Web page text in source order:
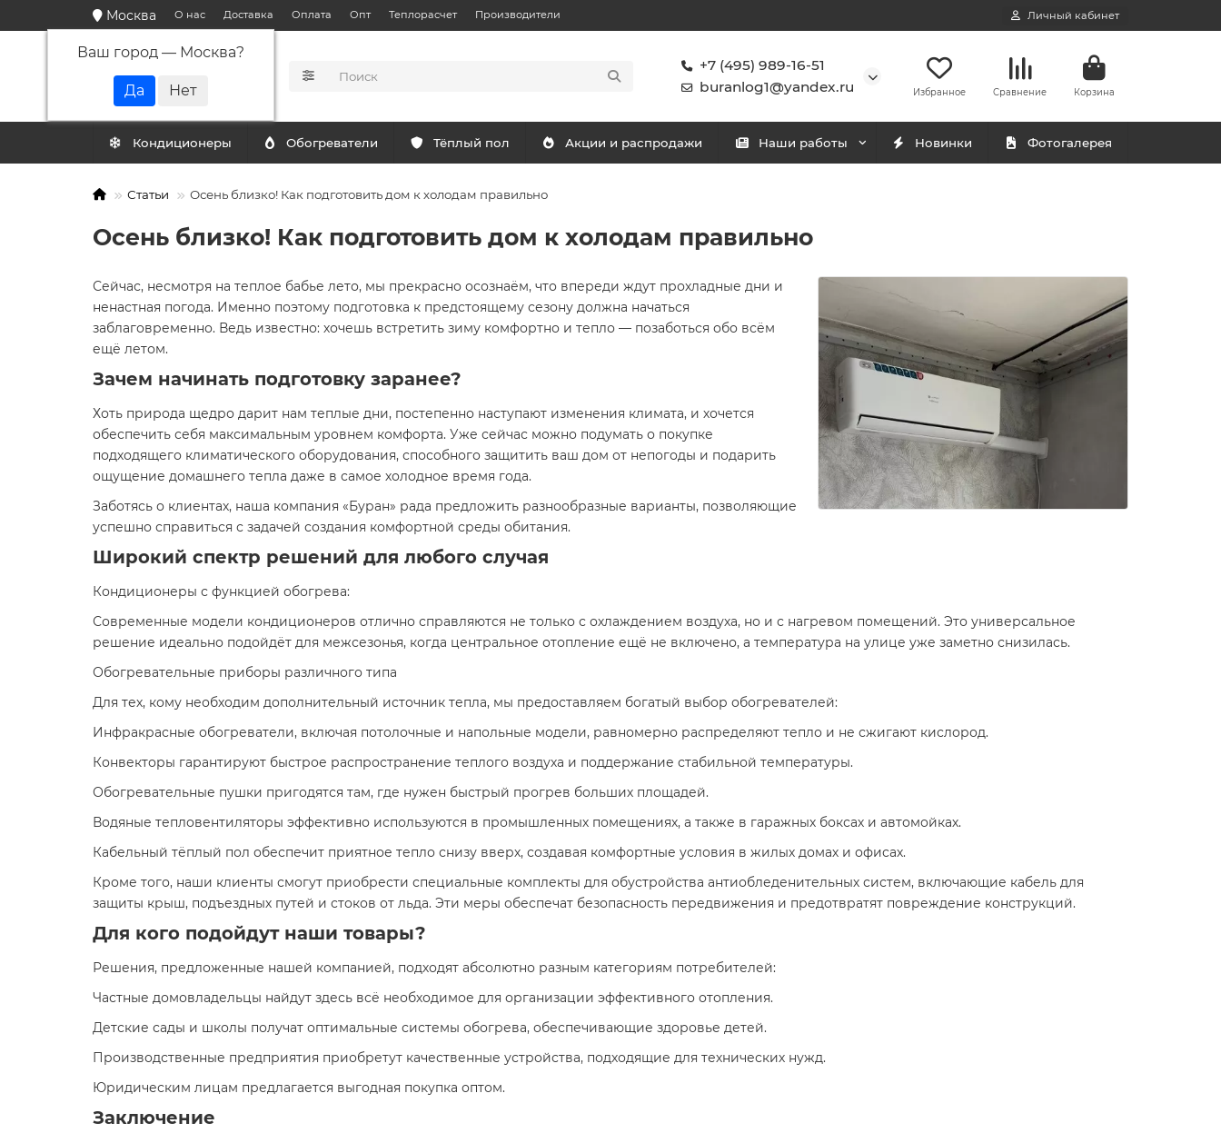
Москва
Ваш город — Москва?
О нас Доставка Оплата Опт Теплорасчет Производители Личный кабинет
+7 (495) 989-16-51
buranlog1@yandex.ru
Избранное Сравнение Корзина
Кондиционеры Обогреватели Тёплый пол Акции и распродажи Наши работы Новинки Фотогалерея
Статьи Осень близко! Как подготовить дом к холодам правильно
Осень близко! Как подготовить дом к холодам правильно
Сейчас, несмотря на теплое бабье лето, мы прекрасно осознаём, что впереди ждут прохладные дни и
ненастная погода. Именно поэтому подготовка к предстоящему сезону должна начаться
заблаговременно. Ведь известно: хочешь встретить зиму комфортно и тепло — позаботься обо всём
ещё летом.
Зачем начинать подготовку заранее?
Хоть природа щедро дарит нам теплые дни, постепенно наступают изменения климата, и хочется
обеспечить себя максимальным уровнем комфорта. Уже сейчас можно подумать о покупке
подходящего климатического оборудования, способного защитить ваш дом от непогоды и подарить
ощущение домашнего тепла даже в самое холодное время года.
Заботясь о клиентах, наша компания «Буран» рада предложить разнообразные варианты, позволяющие
успешно справиться с задачей создания комфортной среды обитания.
Широкий спектр решений для любого случая
Кондиционеры с функцией обогрева:
Современные модели кондиционеров отлично справляются не только с охлаждением воздуха, но и с нагревом помещений. Это универсальное
решение идеально подойдёт для межсезонья, когда центральное отопление ещё не включено, а температура на улице уже заметно снизилась.
Обогревательные приборы различного типа
Для тех, кому необходим дополнительный источник тепла, мы предоставляем богатый выбор обогревателей:
Инфракрасные обогреватели, включая потолочные и напольные модели, равномерно распределяют тепло и не сжигают кислород.
Конвекторы гарантируют быстрое распространение теплого воздуха и поддержание стабильной температуры.
Обогревательные пушки пригодятся там, где нужен быстрый прогрев больших площадей.
Водяные тепловентиляторы эффективно используются в промышленных помещениях, а также в гаражных боксах и автомойках.
Кабельный тёплый пол обеспечит приятное тепло снизу вверх, создавая комфортные условия в жилых домах и офисах.
Кроме того, наши клиенты смогут приобрести специальные комплекты для обустройства антиобледенительных систем, включающие кабель для
защиты крыш, подъездных путей и стоков от льда. Эти меры обеспечат безопасность передвижения и предотвратят повреждение конструкций.
Для кого подойдут наши товары?
Решения, предложенные нашей компанией, подходят абсолютно разным категориям потребителей:
Частные домовладельцы найдут здесь всё необходимое для организации эффективного отопления.
Детские сады и школы получат оптимальные системы обогрева, обеспечивающие здоровье детей.
Производственные предприятия приобретут качественные устройства, подходящие для технических нужд.
Юридическим лицам предлагается выгодная покупка оптом.
Заключение